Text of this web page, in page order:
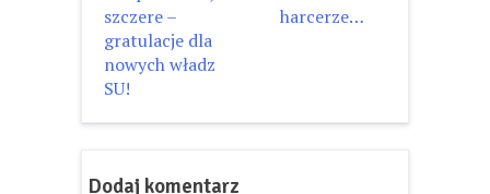
wpisu
szczere –
gratulacje dla
nowych władz
SU!
harcerze…
Dodaj komentarz